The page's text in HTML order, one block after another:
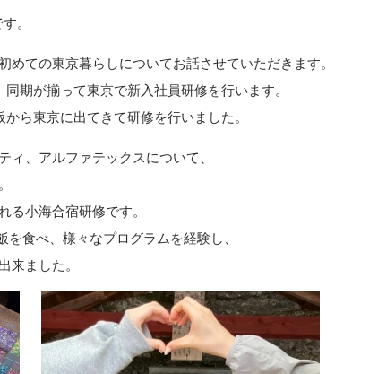
。
ての東京暮らしについてお話させていただきます。
期が揃って東京で新入社員研修を行います。
ら東京に出てきて研修を行いました。
、アルファテックスについて、
小海合宿研修です。
食べ、様々なプログラムを経験し、
来ました。